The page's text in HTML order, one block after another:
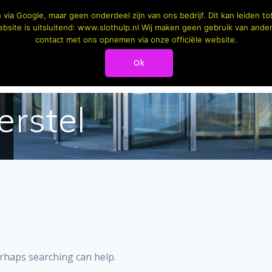
AUTOMATISCHE DEURDRANGER
searching can help.
Google, maar geen onderdeel zijn van ons bedrijf. Dit kan leiden
is uitsluitend: www.slothulp.nl Wij maken geen gebruik van
contact met ons opnemen via onze officiële website.
Ok